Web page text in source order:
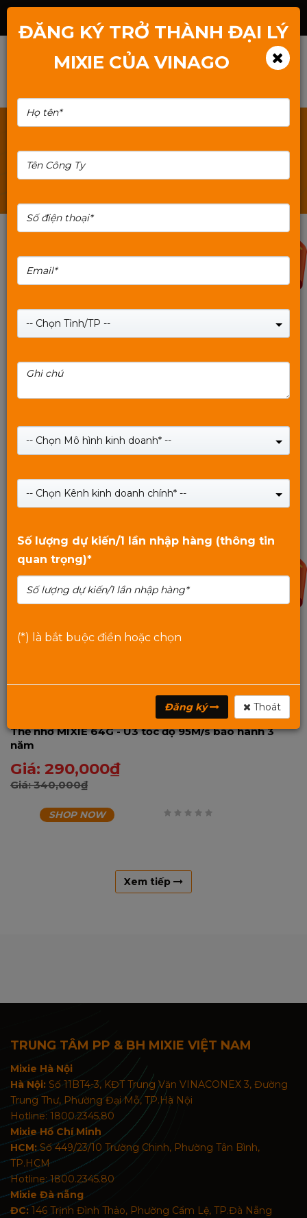
10%
95M/s bảo hành 3 năm
Giá:290,000₫
SHOP NOW
0
5
10%
Thẻ nhớ MIXIE 64G - U3 tốc độ 95M/s bảo hành 3
năm
Giá: 290,000₫
Giá:340,000₫
SHOP NOW
Xem tiếp
TRUNG TÂM PP & BH MIXIE VIỆT NAM
Mixie Hà Nội
Hà Nội: Số 11BT4-3, KĐT Trung Văn VINACONEX 3, Đường
Trung Thư, Phường Đại Mỗ, TP.Hà Nội
Hotline: 1800.2345.80
Mixie Hồ Chí Minh
HCM:Số 449/23/10 Trường Chinh, Phường Tân Bình,
TP.HCM
Hotline: 1800.2345.80
Mixie Đà nẵng
ĐC: 146 Trịnh Đình Thảo, Phường Cẩm Lệ, TP.Đà Nẵng
ĐĂNG KÝ TRỞ THÀNH ĐẠI LÝ
MIXIE CỦA VINAGO
-- Chọn Tỉnh/TP --
-- Chọn Mô hình kinh doanh* --
-- Chọn Kênh kinh doanh chính* --
Số lượng dự kiến/1 lần nhập hàng (thông tin
quan trọng)*
(*) là bắt buộc điền hoặc chọn
Đăng ký Thoát